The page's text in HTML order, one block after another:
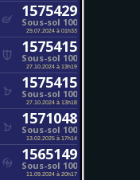
1575429
Sous-sol 100
29.07.2024 à 01h33
1575415
Sous-sol 100
27.10.2024 à 13h19
1575415
Sous-sol 100
27.10.2024 à 13h18
1571048
Sous-sol 100
13.02.2025 à 17h14
1565149
Sous-sol 100
11.09.2024 à 20h17